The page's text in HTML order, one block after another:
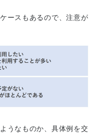
ースもあるので、注意が
うなものか、具体例を交